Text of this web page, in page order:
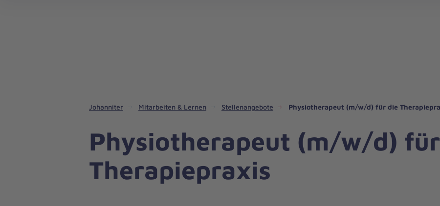
Johanniter Mitarbeiten & Lernen Stellenangebote Physiotherapeut (m/w/d) für die
Physiotherapeut (m/w/d)
Therapiepraxis